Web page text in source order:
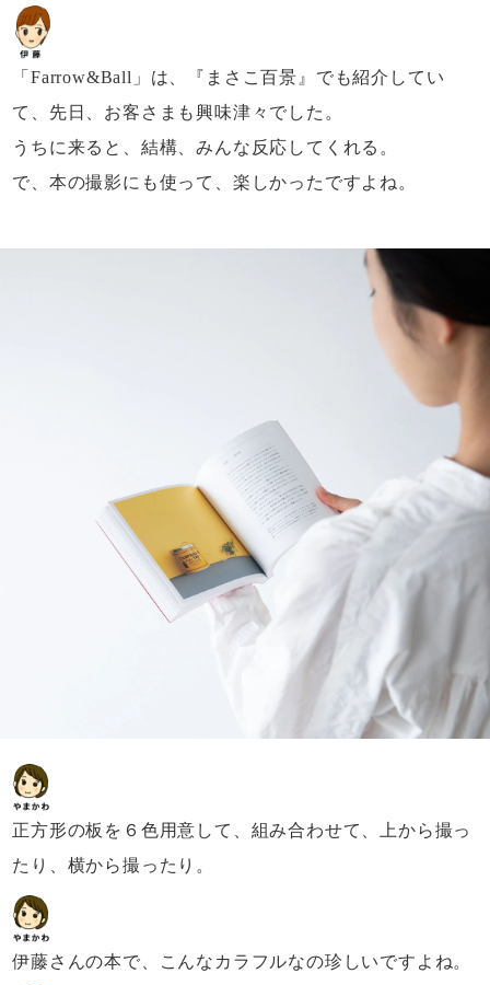
「Farrow&Ball」は、
『まさこ百景』でも紹介してい
て、 先日、お客さまも興味津々でした。
うちに来ると、結構、みんな反応してくれる。
で、本の撮影にも使って、楽しかったですよね。
正方形の板を６色用意して、 組み合わせて、上から撮っ
たり、 横から撮ったり。
伊藤さんの本で、 こんなカラフルなの珍しいですよね。